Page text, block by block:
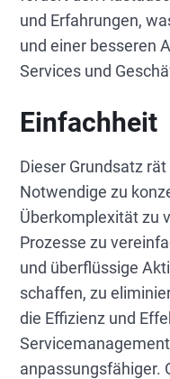
und Erfahrungen,
und einer besseren
Services und
Einfachheit
Dieser Grundsatz
Notwendige zu
Überkomplexität zu
Prozesse zu
und überflüssige
schaffen, zu
die Effizienz und
anpassungsfähiger.